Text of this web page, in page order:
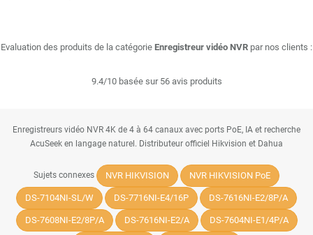
Evaluation des produits de la catégorie Enregistreur vidéo NVR par nos clients :
9.4/10 basée sur 56 avis produits
Enregistreurs vidéo NVR 4K de 4 à 64 canaux avec ports PoE, IA et recherche
AcuSeek en langage naturel. Distributeur officiel Hikvision et Dahua
Sujets connexes NVR HIKVISION NVR HIKVISION PoE
DS-7104NI-SL/W DS-7716NI-E4/16P DS-7616NI-E2/8P/A
DS-7608NI-E2/8P/A DS-7616NI-E2/A DS-7604NI-E1/4P/A